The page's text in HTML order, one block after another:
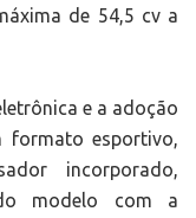
de 54,5 cv a
e a adoção
formato esportivo,
incorporado,
modelo com a